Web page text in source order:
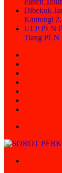
Dibekuk
Kantongi
ULP PLN
Tiang PLN